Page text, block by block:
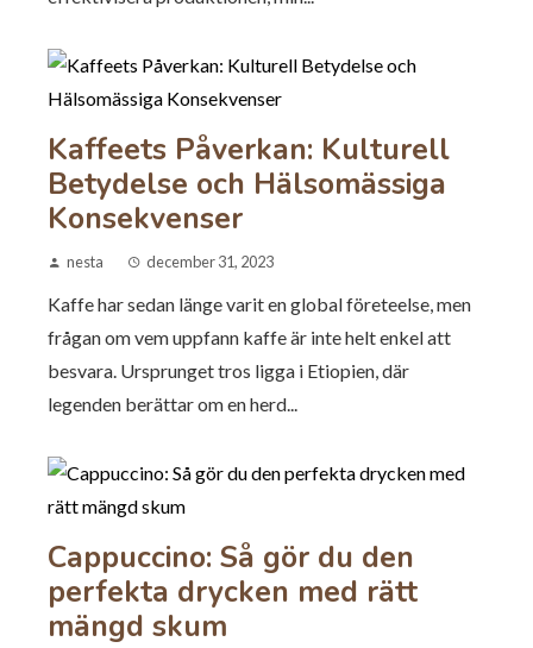
Kaffeets Påverkan: Kulturell
Betydelse och Hälsomässiga
Konsekvenser
nesta december 31, 2023
Kaffe har sedan länge varit en global företeelse, men
frågan om vem uppfann kaffe är inte helt enkel att
besvara. Ursprunget tros ligga i Etiopien, där
legenden berättar om en herd...
Cappuccino: Så gör du den
perfekta drycken med rätt
mängd skum